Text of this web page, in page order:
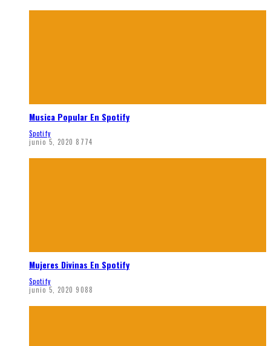
Musica Popular En Spotify
Spotify
junio 5, 2020 8774
Mujeres Divinas En Spotify
Spotify
junio 5, 2020 9088